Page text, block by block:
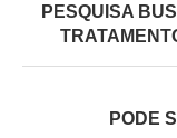
PESQUISA
PODE